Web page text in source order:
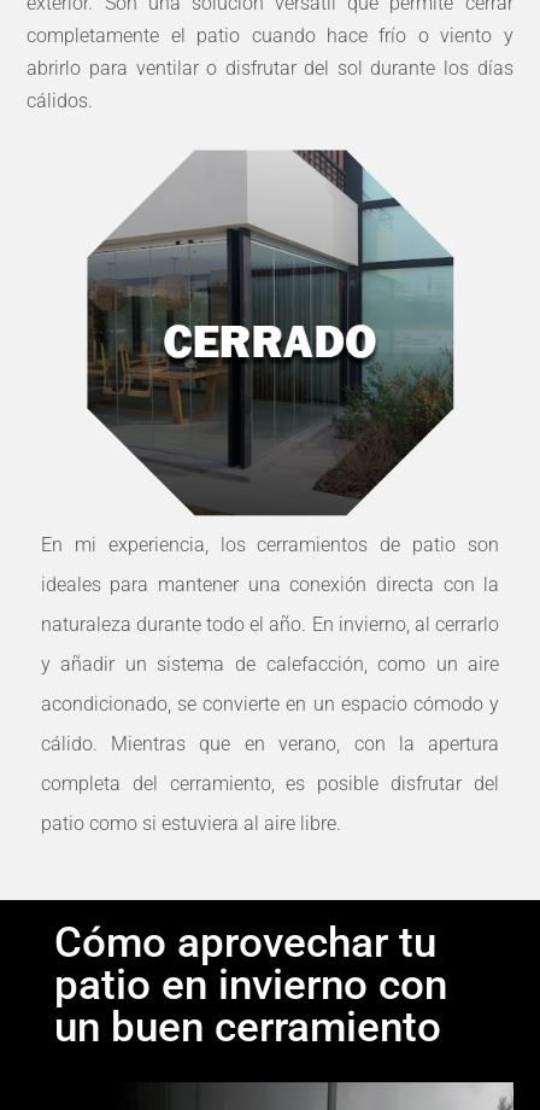
completamente el patio cuando hace frío o viento y
abrirlo para ventilar o disfrutar del sol durante los días
cálidos.
En mi experiencia, los cerramientos de patio son
ideales para mantener una conexión directa con la
naturaleza durante todo el año. En invierno, al cerrarlo
y añadir un sistema de calefacción, como un aire
acondicionado, se convierte en un espacio cómodo y
cálido. Mientras que en verano, con la apertura
completa del cerramiento, es posible disfrutar del
patio como si estuviera al aire libre.
Cómo aprovechar tu
patio en invierno con
un buen cerramiento